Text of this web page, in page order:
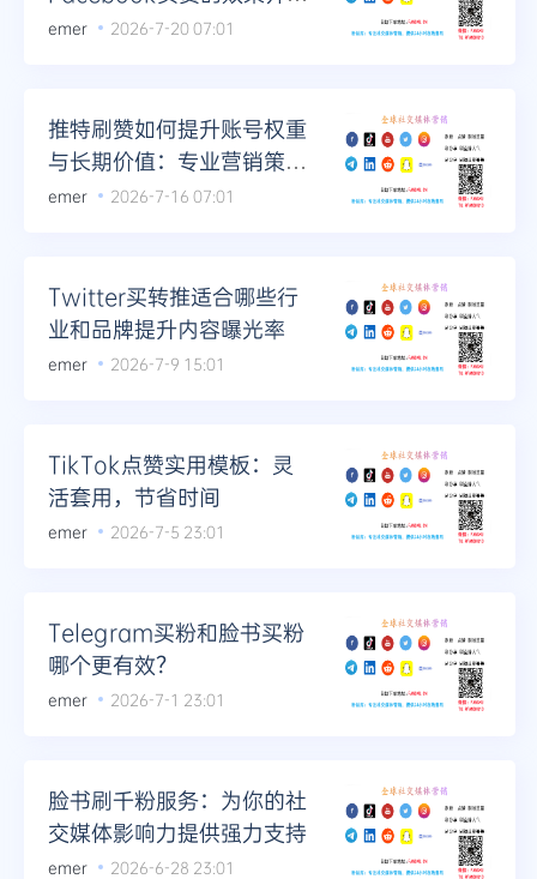
行优化
emer 2026-7-20 07:01
推特刷赞如何提升账号权重
与长期价值：专业营销策略
解析
emer 2026-7-16 07:01
Twitter买转推适合哪些行
业和品牌提升内容曝光率
emer 2026-7-9 15:01
TikTok点赞实用模板：灵
活套用，节省时间
emer 2026-7-5 23:01
Telegram买粉和脸书买粉
哪个更有效？
emer 2026-7-1 23:01
脸书刷千粉服务：为你的社
交媒体影响力提供强力支持
emer 2026-6-28 23:01